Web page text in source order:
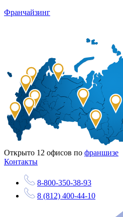
Франчайзинг
Открыто 12 офисов по франшизе
Контакты
8-800-350-38-93
8 (812) 400-44-10